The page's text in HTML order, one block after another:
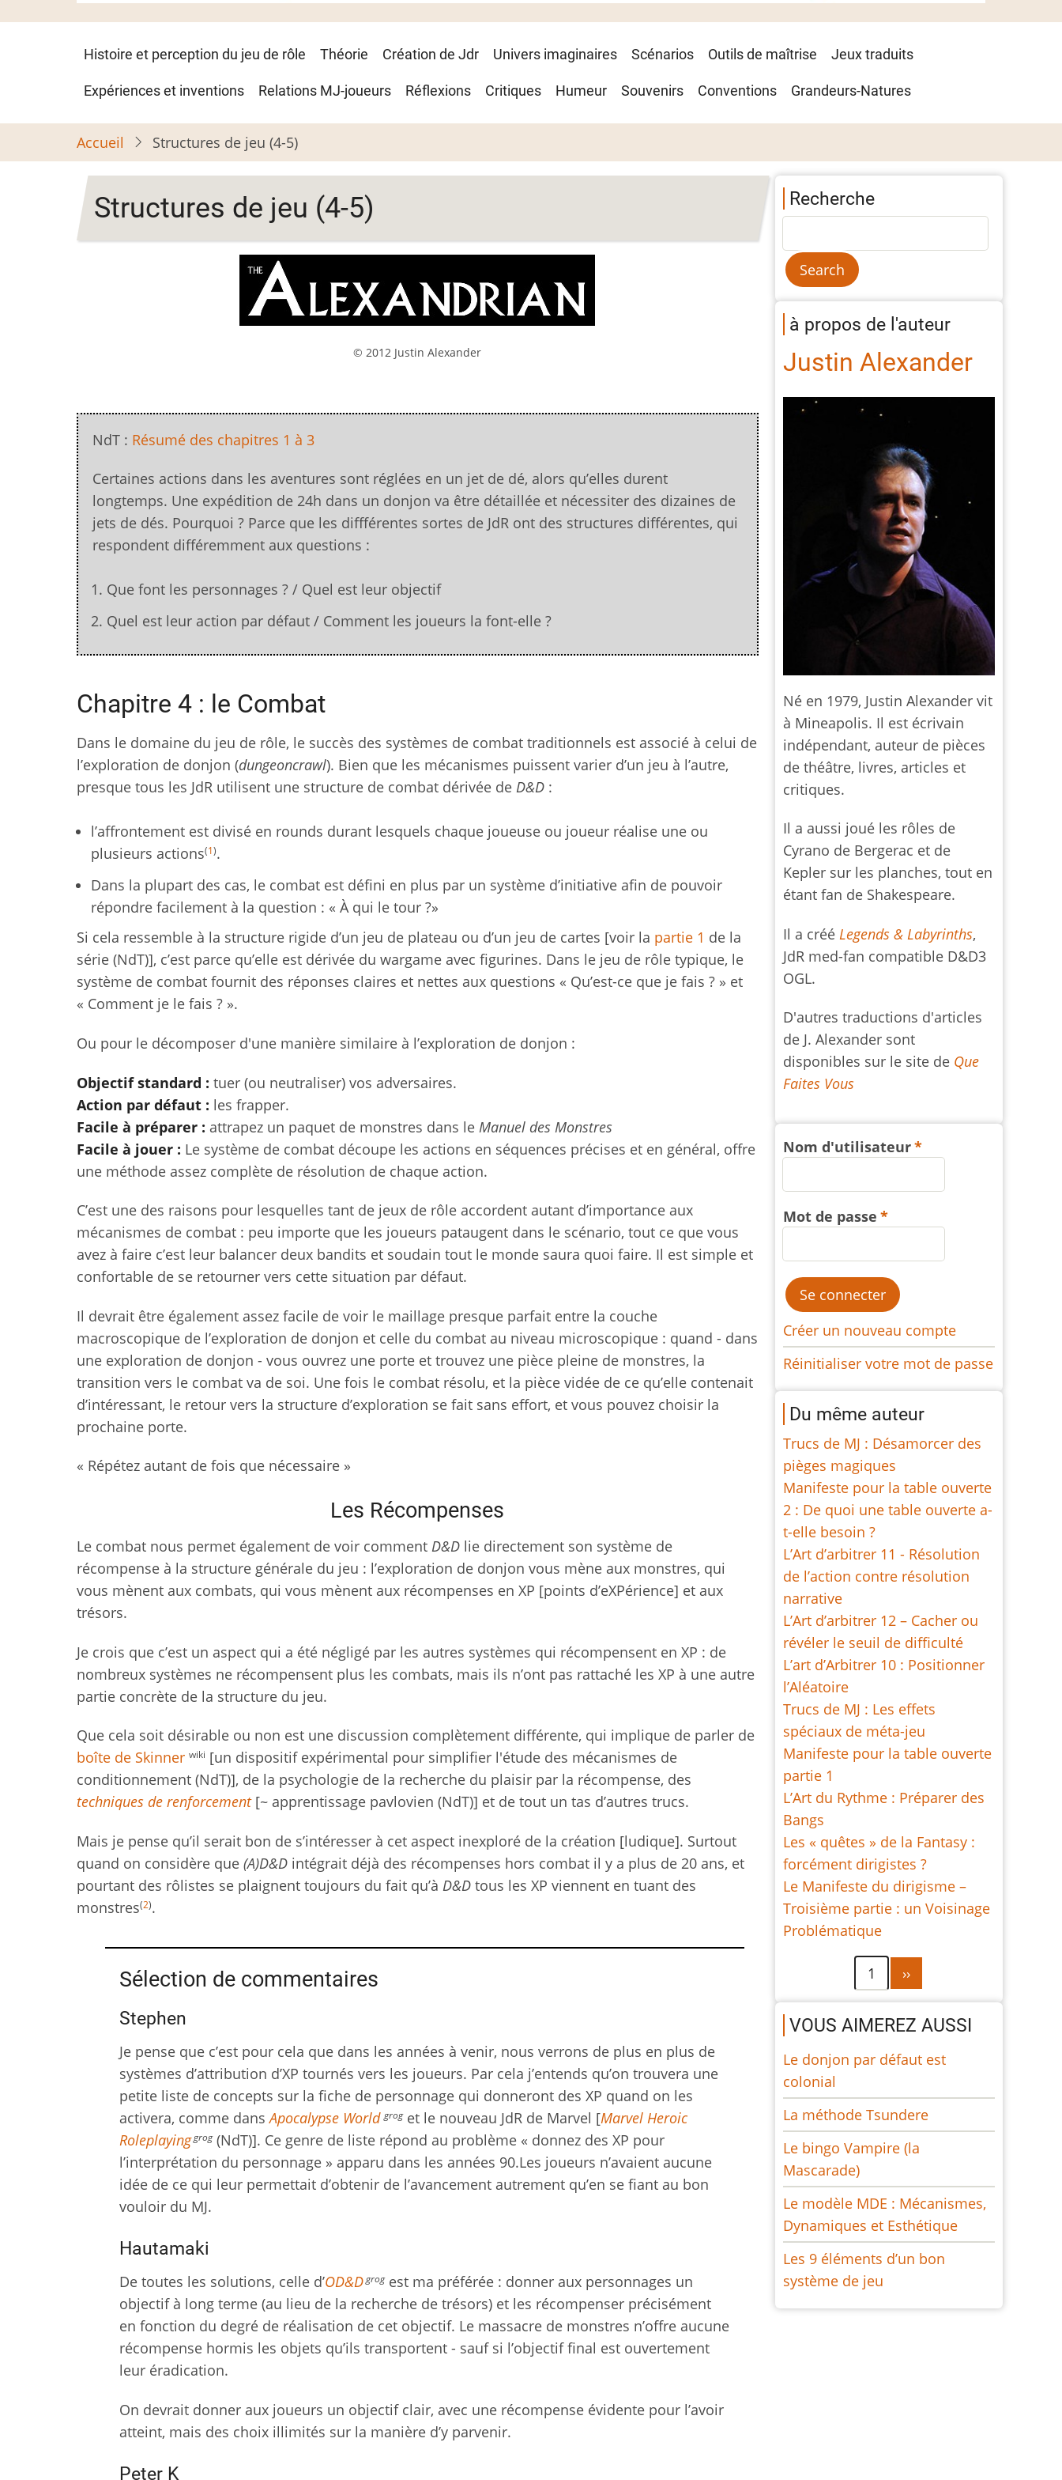
Navigation
principale
Histoire et perception du jeu de rôle Théorie Création de Jdr Univers imaginaires Scénarios Outils de maîtrise Jeux traduits
Expériences et inventions Relations MJ-joueurs Réflexions Critiques Humeur Souvenirs Conventions Grandeurs-Natures
Accueil Structures de jeu (4-5)
Structures de jeu (4-5)
© 2012 Justin Alexander
NdT : Résumé des chapitres 1 à 3
Certaines actions dans les aventures sont réglées en un jet de dé, alors qu’elles durent
longtemps. Une expédition de 24h dans un donjon va être détaillée et nécessiter des dizaines de
jets de dés. Pourquoi ? Parce que les diffférentes sortes de JdR ont des structures différentes, qui
respondent différemment aux questions :
Que font les personnages ? / Quel est leur objectif
Quel est leur action par défaut / Comment les joueurs la font-elle ?
Chapitre 4 : le Combat
Dans le domaine du jeu de rôle, le succès des systèmes de combat traditionnels est associé à celui de
l’exploration de donjon (dungeoncrawl). Bien que les mécanismes puissent varier d’un jeu à l’autre,
presque tous les JdR utilisent une structure de combat dérivée de D&D :
l’affrontement est divisé en rounds durant lesquels chaque joueuse ou joueur réalise une ou
plusieurs actions(1).
Dans la plupart des cas, le combat est défini en plus par un système d’initiative afin de pouvoir
répondre facilement à la question : « À qui le tour ?»
Si cela ressemble à la structure rigide d’un jeu de plateau ou d’un jeu de cartes [voir la partie 1 de la
série (NdT)], c’est parce qu’elle est dérivée du wargame avec figurines. Dans le jeu de rôle typique, le
système de combat fournit des réponses claires et nettes aux questions « Qu’est-ce que je fais ? » et
« Comment je le fais ? ».
Ou pour le décomposer d'une manière similaire à l’exploration de donjon :
Objectif standard : tuer (ou neutraliser) vos adversaires.
Action par défaut : les frapper.
Facile à préparer : attrapez un paquet de monstres dans le Manuel des Monstres
Facile à jouer : Le système de combat découpe les actions en séquences précises et en général, offre
une méthode assez complète de résolution de chaque action.
C’est une des raisons pour lesquelles tant de jeux de rôle accordent autant d’importance aux
mécanismes de combat : peu importe que les joueurs pataugent dans le scénario, tout ce que vous
avez à faire c’est leur balancer deux bandits et soudain tout le monde saura quoi faire. Il est simple et
confortable de se retourner vers cette situation par défaut.
Il devrait être également assez facile de voir le maillage presque parfait entre la couche
macroscopique de l’exploration de donjon et celle du combat au niveau microscopique : quand - dans
une exploration de donjon - vous ouvrez une porte et trouvez une pièce pleine de monstres, la
transition vers le combat va de soi. Une fois le combat résolu, et la pièce vidée de ce qu’elle contenait
d’intéressant, le retour vers la structure d’exploration se fait sans effort, et vous pouvez choisir la
prochaine porte.
« Répétez autant de fois que nécessaire »
Les Récompenses
Le combat nous permet également de voir comment D&D lie directement son système de
récompense à la structure générale du jeu : l’exploration de donjon vous mène aux monstres, qui
vous mènent aux combats, qui vous mènent aux récompenses en XP [points d’eXPérience] et aux
trésors.
Je crois que c’est un aspect qui a été négligé par les autres systèmes qui récompensent en XP : de
nombreux systèmes ne récompensent plus les combats, mais ils n’ont pas rattaché les XP à une autre
partie concrète de la structure du jeu.
Que cela soit désirable ou non est une discussion complètement différente, qui implique de parler de
boîte de Skinner wiki [un dispositif expérimental pour simplifier l'étude des mécanismes de
conditionnement (NdT)], de la psychologie de la recherche du plaisir par la récompense, des
techniques de renforcement[~ apprentissage pavlovien (NdT)] et de tout un tas d’autres trucs.
Mais je pense qu’il serait bon de s’intéresser à cet aspect inexploré de la création [ludique]. Surtout
quand on considère que (A)D&D intégrait déjà des récompenses hors combat il y a plus de 20 ans, et
pourtant des rôlistes se plaignent toujours du fait qu’à D&D tous les XP viennent en tuant des
monstres(2).
Sélection de commentaires
Stephen
Je pense que c’est pour cela que dans les années à venir, nous verrons de plus en plus de
systèmes d’attribution d’XP tournés vers les joueurs. Par cela j’entends qu’on trouvera une
petite liste de concepts sur la fiche de personnage qui donneront des XP quand on les
activera, comme dansApocalypse Worldgroget le nouveau JdR de Marvel [Marvel Heroic
Roleplayinggrog(NdT)]. Ce genre de liste répond au problème « donnez des XP pour
l’interprétation du personnage » apparu dans les années 90.Les joueurs n’avaient aucune
idée de ce qui leur permettait d’obtenir de l’avancement autrement qu’en se fiant au bon
vouloir du MJ.
Hautamaki
De toutes les solutions, celle d’OD&Dgrogest ma préférée : donner aux personnages un
objectif à long terme (au lieu de la recherche de trésors) et les récompenser précisément
en fonction du degré de réalisation de cet objectif. Le massacre de monstres n’offre aucune
récompense hormis les objets qu’ils transportent - sauf si l’objectif final est ouvertement
leur éradication.
On devrait donner aux joueurs un objectif clair, avec une récompense évidente pour l’avoir
atteint, mais des choix illimités sur la manière d’y parvenir.
Peter K
Recherche
à propos de l'auteur
Justin Alexander
Né en 1979, Justin Alexander vit
à Mineapolis. Il est écrivain
indépendant, auteur de pièces
de théâtre, livres, articles et
critiques.
Il a aussi joué les rôles de
Cyrano de Bergerac et de
Kepler sur les planches, tout en
étant fan de Shakespeare.
Il a créé Legends & Labyrinths,
JdR med-fan compatible D&D3
OGL.
D'autres traductions d'articles
de J. Alexander sont
disponibles sur le site de Que
Faites Vous
Nom d'utilisateur
Mot de passe
Créer un nouveau compte
Réinitialiser votre mot de passe
Du même auteur
Trucs de MJ : Désamorcer des
pièges magiques
Manifeste pour la table ouverte
2 : De quoi une table ouverte a-
t-elle besoin ?
L’Art d’arbitrer 11 - Résolution
de l’action contre résolution
narrative
L’Art d’arbitrer 12 – Cacher ou
révéler le seuil de difficulté
L’art d’Arbitrer 10 : Positionner
l’Aléatoire
Trucs de MJ : Les effets
spéciaux de méta-jeu
Manifeste pour la table ouverte
partie 1
L’Art du Rythme : Préparer des
Bangs
Les « quêtes » de la Fantasy :
forcément dirigistes ?
Le Manifeste du dirigisme –
Troisième partie : un Voisinage
Problématique
Pagination1
Page
suivante
››
VOUS AIMEREZ AUSSI
Le donjon par défaut est
colonial
La méthode Tsundere
Le bingo Vampire (la
Mascarade)
Le modèle MDE : Mécanismes,
Dynamiques et Esthétique
Les 9 éléments d’un bon
système de jeu